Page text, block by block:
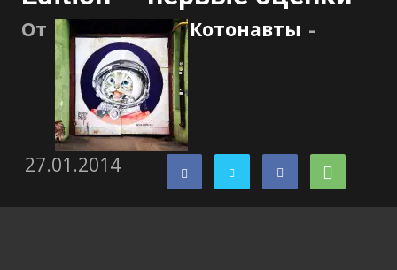
От Котонавты -
27.01.2014